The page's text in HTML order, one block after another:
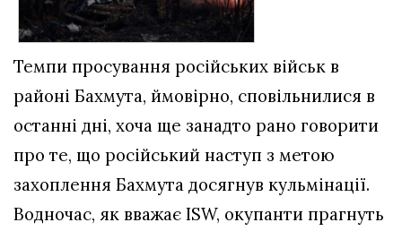
Темпи просування російських військ в
районі Бахмута, ймовірно, сповільнилися в
останні дні, хоча ще занадто рано говорити
про те, що російський наступ з метою
захоплення Бахмута досягнув кульмінації.
Водночас, як вважає ISW, окупанти прагнуть